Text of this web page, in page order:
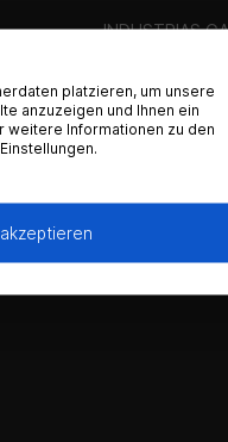
INDUSTRIAS
Ctra.
08403
Kontakt:
platzieren, um unsere
anzuzeigen und Ihnen ein
weitere Informationen zu den